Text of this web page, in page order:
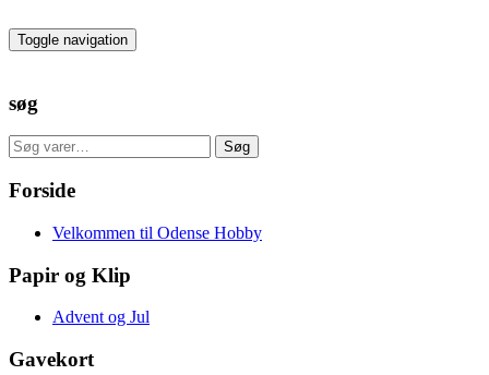
to
the
Toggle navigation
søg
Søg
efter:
Søg
Forside
Velkommen til Odense Hobby
Papir og Klip
Advent og Jul
Gavekort